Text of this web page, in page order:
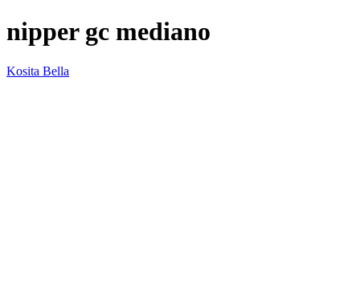
nipper gc mediano
Kosita Bella